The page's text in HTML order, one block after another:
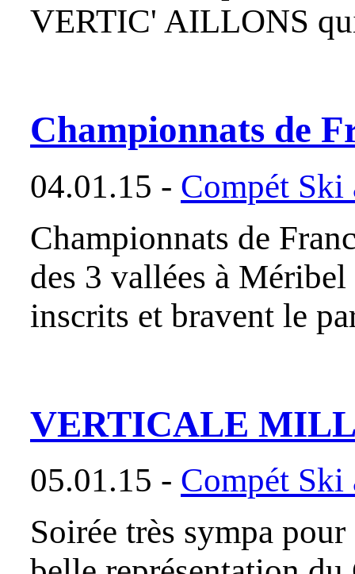
VERTIC' AILLONS
Championnats de
04.01.15 - Compét
Championnats de
des 3 vallées à
inscrits et bravent le
VERTICALE
05.01.15 - Compét
Soirée très sympa